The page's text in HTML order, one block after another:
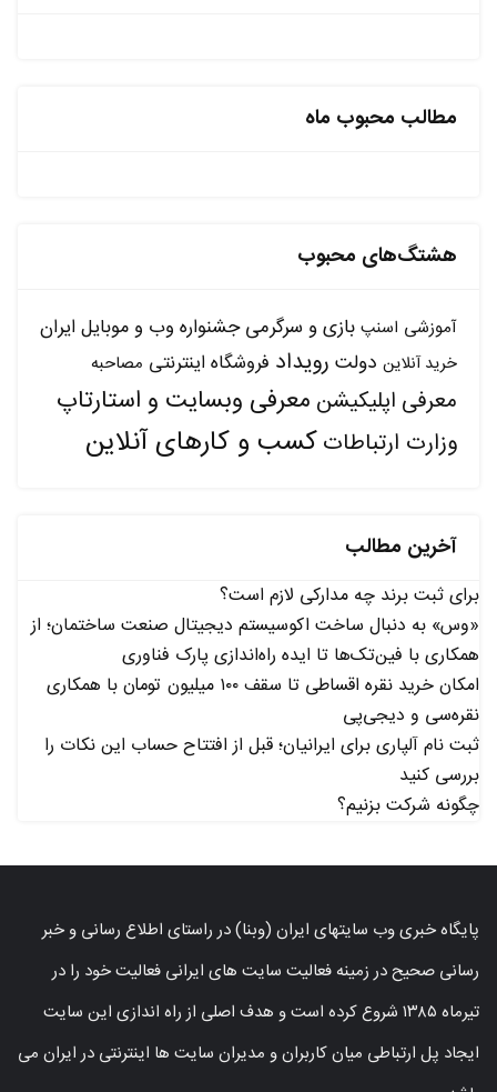
مطالب محبوب ماه
هشتگ‌های محبوب
آموزشی اسنپ بازی و سرگرمی جشنواره وب و موبایل ایران
خرید آنلاین دولت رویداد فروشگاه اینترنتی مصاحبه
معرفی اپلیکیشن معرفی وبسایت و استارتاپ
وزارت ارتباطاتکسب و کارهای آنلاین
آخرین مطالب
برای ثبت برند چه مدارکی لازم است؟
«وس» به دنبال ساخت اکوسیستم دیجیتال صنعت ساختمان؛ از
همکاری با فین‌تک‌ها تا ایده راه‌اندازی پارک فناوری
امکان خرید نقره اقساطی تا سقف ۱۰۰ میلیون تومان با همکاری
نقره‌سی و دیجی‌پی
ثبت نام آلپاری برای ایرانیان؛ قبل از افتتاح حساب این نکات را
بررسی کنید
چگونه شرکت بزنیم؟
پایگاه خبری وب سایتهای ایران (وبنا) در راستای اطلاع رسانی و خبر
رسانی صحیح در زمینه فعالیت سایت های ایرانی فعالیت خود را در
تیرماه ۱۳۸۵ شروع کرده است و هدف اصلی از راه اندازی این سایت
ایجاد پل ارتباطی میان کاربران و مدیران سایت ها اینترنتی در ایران می